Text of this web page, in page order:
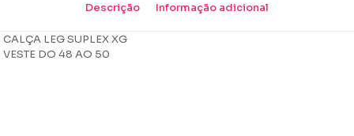
Descrição Informação adicional
CALÇA LEG SUPLEX XG
VESTE DO 48 AO 50